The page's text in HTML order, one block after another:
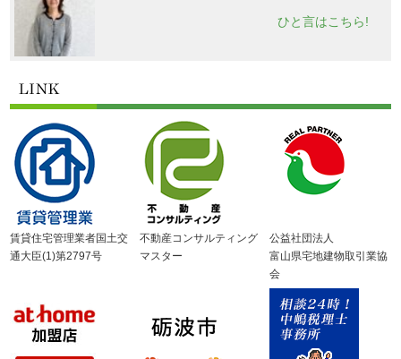
ひと言はこちら!
賃貸住宅管理業者国土交
通大臣(1)第2797号
不動産コンサルティング
マスター
公益社団法人
富山県宅地建物取引業協
会